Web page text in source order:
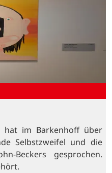
hat im Barkenhoff über
Selbstzweifel und die
Beckers gesprochen.